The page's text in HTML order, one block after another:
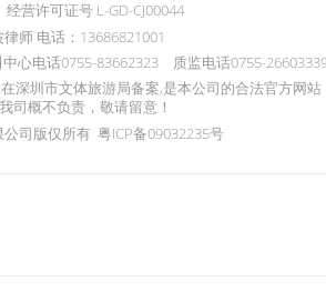
经营许可证号 L-GD-CJ00044
律师 电话：13686821001
中心电话0755-83662323 质监电话0755-
圳市文体旅游局备案,是本公司的合法官方网
司概不负责，敬请留意！
司版仅所有 粤ICP备09032235号